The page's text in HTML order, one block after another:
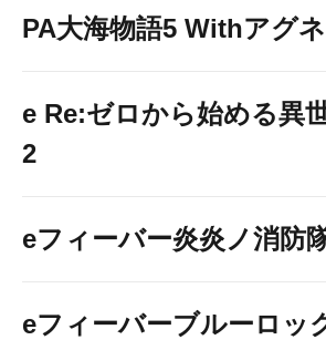
PA大海物語5 Withアグ
e Re:ゼロから始める異
2
eフィーバー炎炎ノ消防
eフィーバーブルーロッ